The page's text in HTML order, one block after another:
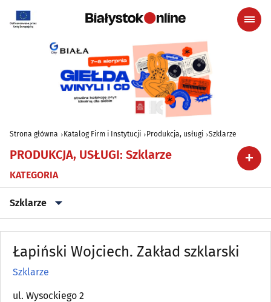
Strona główna Katalog Firm i Instytucji Produkcja, usługi Szklarze
PRODUKCJA, USŁUGI: Szklarze
KATEGORIA
Szklarze
Archiwizacja dokumentów(3)
Automatyka przemysłowa
Łapiński Wojciech. Zakład szklarski
Szklarze
ul. Wysockiego 2